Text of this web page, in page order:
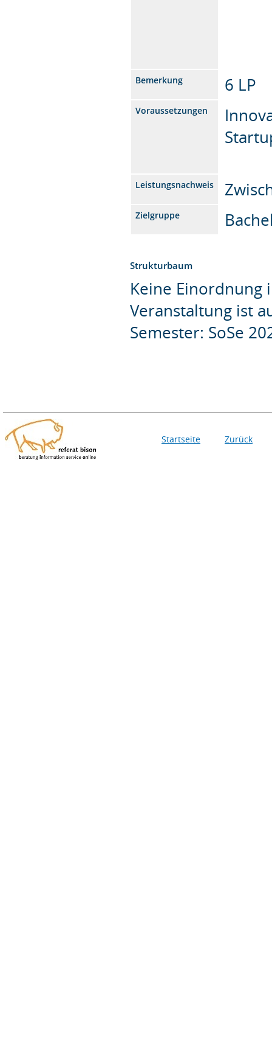
Bemerkung 6 LP
Voraussetzungen
Leistungsnachweis
Zielgruppe
Strukturbaum
Keine Einordnung
Veranstaltung ist
Semester: SoSe
Startseite Zurück